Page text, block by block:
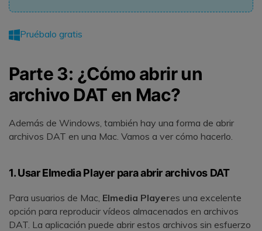
Pruébalo gratis
Parte 3: ¿Cómo abrir un
archivo DAT en Mac?
Además de Windows, también hay una forma de abrir
archivos DAT en una Mac. Vamos a ver cómo hacerlo.
1. Usar Elmedia Player para abrir archivos DAT
Para usuarios de Mac, Elmedia Playeres una excelente
opción para reproducir vídeos almacenados en archivos
DAT. La aplicación puede abrir estos archivos sin esfuerzo